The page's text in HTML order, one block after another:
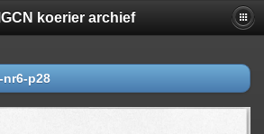
koerier archief
nr6-p28